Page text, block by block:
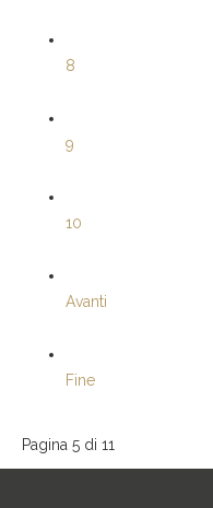
8
9
10
Avanti
Fine
Pagina 5 di 11